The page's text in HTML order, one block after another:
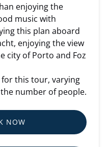
enjoying the
music with
this plan aboard
enjoying the view
city of Porto and Foz
this tour, varying
number of people.
NOW